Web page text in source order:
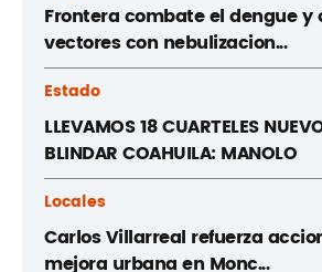
Frontera combate el dengue y
vectores con nebulizacion...
Estado
LLEVAMOS 18 CUARTELES
BLINDAR COAHUILA: MANOLO
Locales
Carlos Villarreal refuerza
mejora urbana en Monc...